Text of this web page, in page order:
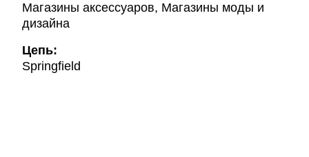
Магазины аксессуаров, Магазины моды и
дизайна
Цепь:
Springfield